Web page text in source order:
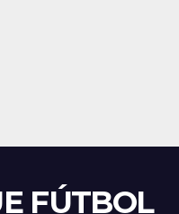
FÚTBOL